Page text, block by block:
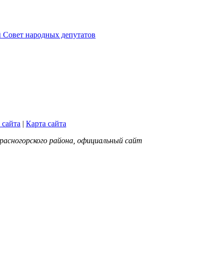
народных депутатов
| Карта сайта
района, официальный сайт